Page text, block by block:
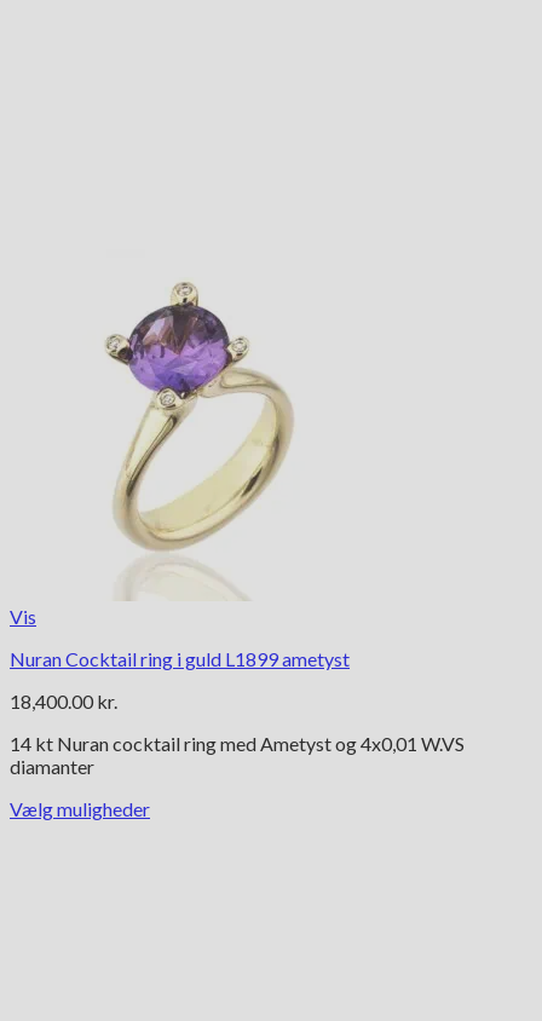
Vis
Nuran Cocktail ring i guld L1899 ametyst
18,400.00 kr.
14 kt Nuran cocktail ring med Ametyst og 4x0,01 W.VS
diamanter
Vælg muligheder